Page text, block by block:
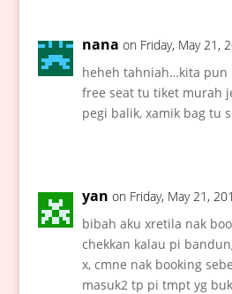
nana on Friday, May 21,
heheh tahniah…kita pun
free seat tu tiket murah
pegi balik, xamik bag tu
yan on Friday, May 21,
bibah aku xretila nak
chekkan kalau pi
x, cmne nak booking
masuk2 tp pi tmpt yg